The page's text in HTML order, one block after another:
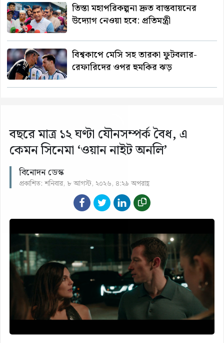
তিস্তা মহাপরিকল্পনা দ্রুত বাস্তবায়নের
উদ্যোগ নেওয়া হবে: প্রতিমন্ত্রী
বিশ্বকাপে মেসি সহ তারকা ফুটবলার-
রেফারিদের ওপর হুমকির ঝড়
বছরে মাত্র ১২ ঘণ্টা যৌনসম্পর্ক বৈধ, এ
কেমন সিনেমা ‘ওয়ান নাইট অনলি’
বিনোদন ডেস্ক
প্রকাশিত: শনিবার, ৮ আগস্ট, ২০২৬, ৪:২৯ অপরাহ্ণ